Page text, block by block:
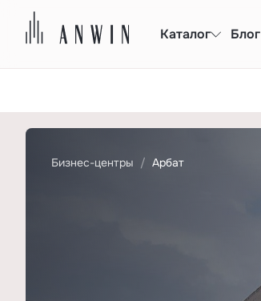
Каталог Блог
Бизнес-центры Арбат